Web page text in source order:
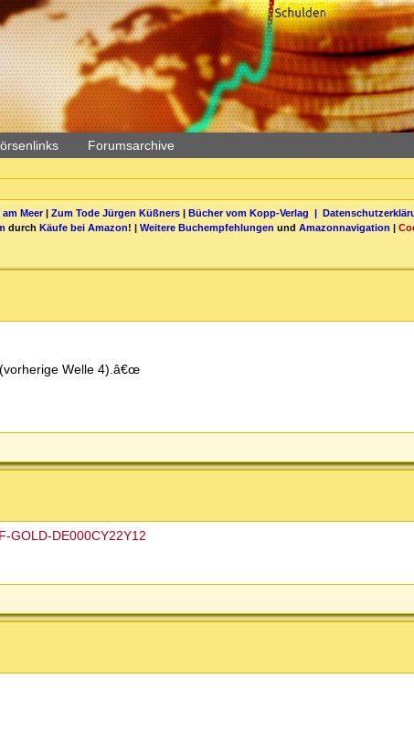
Forumsarchive
Meer| Zum Tode Jürgen Küßners| Bücher vom Kopp-Verlag |
durch Käufe bei Amazon! | Weitere Buchempfehlungen und Amazonnavigation |
Welle 4).â€œ
GOLD-DE000CY22Y12